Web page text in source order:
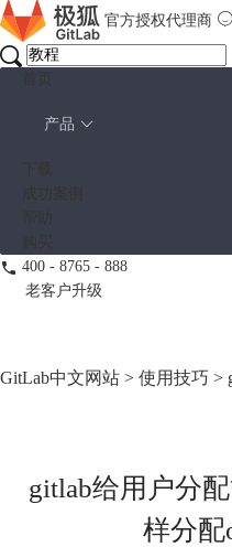
官方授权代理商
产品
400 - 8765 - 888
老客户升级
GitLab中文网站 > 使用技巧 >
gitlab给用户分
样分配